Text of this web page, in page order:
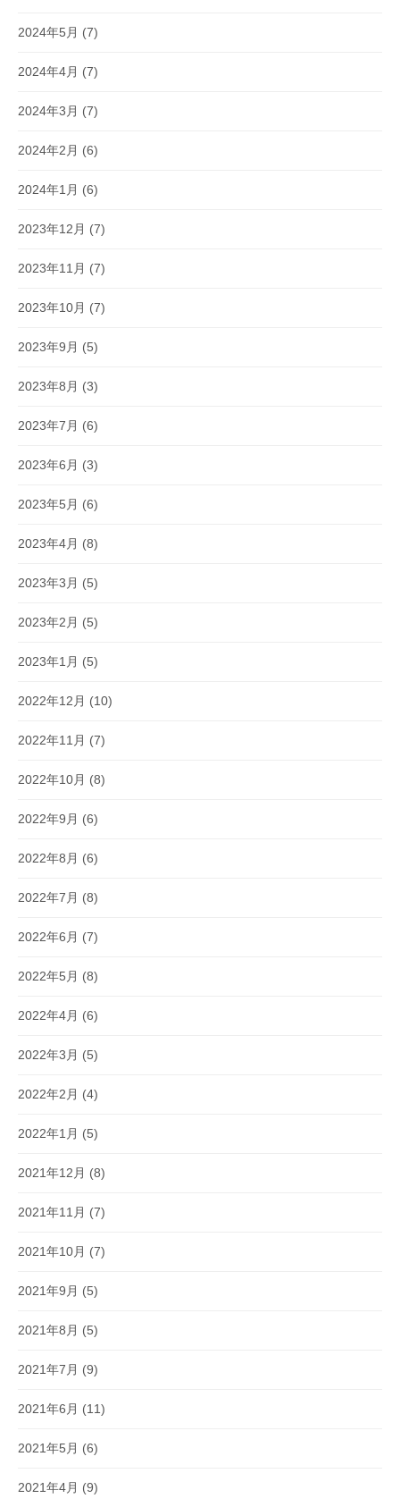
2024年5月 (7)
2024年4月 (7)
2024年3月 (7)
2024年2月 (6)
2024年1月 (6)
2023年12月 (7)
2023年11月 (7)
2023年10月 (7)
2023年9月 (5)
2023年8月 (3)
2023年7月 (6)
2023年6月 (3)
2023年5月 (6)
2023年4月 (8)
2023年3月 (5)
2023年2月 (5)
2023年1月 (5)
2022年12月 (10)
2022年11月 (7)
2022年10月 (8)
2022年9月 (6)
2022年8月 (6)
2022年7月 (8)
2022年6月 (7)
2022年5月 (8)
2022年4月 (6)
2022年3月 (5)
2022年2月 (4)
2022年1月 (5)
2021年12月 (8)
2021年11月 (7)
2021年10月 (7)
2021年9月 (5)
2021年8月 (5)
2021年7月 (9)
2021年6月 (11)
2021年5月 (6)
2021年4月 (9)